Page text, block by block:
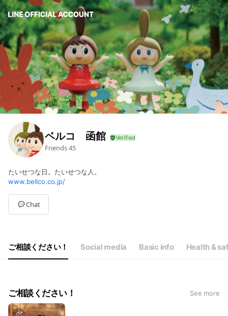
ベルコ 函館
Friends45
たいせつな日。たいせつな人。
www.bellco.co.jp/
Chat
ご相談ください！ Social media Basic info Health &
ご相談ください！ See more